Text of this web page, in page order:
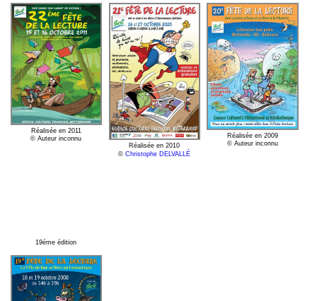
Réalisée en 2011
© Auteur inconnu
Réalisée en 2010
©Christophe DELVALLÉ
Réalisée en 2009
© Auteur inconnu
19éme édition